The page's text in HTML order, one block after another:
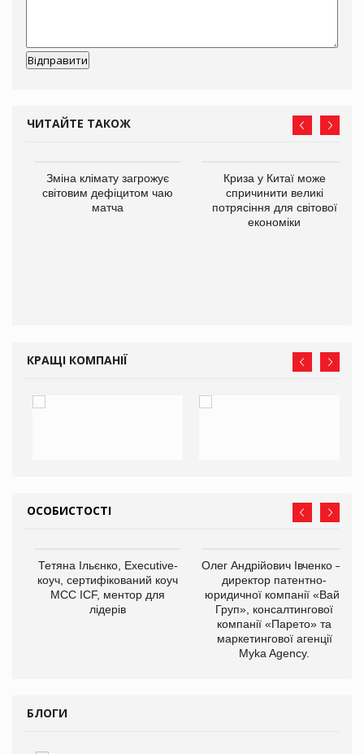
ЧИТАЙТЕ ТАКОЖ
Зміна клімату загрожує
світовим дефіцитом чаю
матча
Криза у Китаї може
спричинити великі
потрясіння для світової
економіки
КРАЩІ КОМПАНІЇ
ОСОБИСТОСТІ
Тетяна Ільєнко, Executive-
коуч, сертифікований коуч
МСС ICF, ментор для
лідерів
Олег Андрійович Івченко —
директор патентно-
юридичної компанії «Вайз
Груп», консалтингової
компанії «Парето» та
маркетингової агенції
Myka Agency.
БЛОГИ